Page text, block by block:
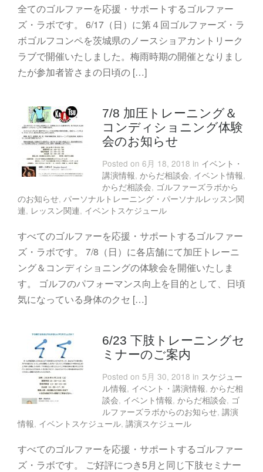
全てのゴルファーを応援・サポートするゴルファー
ズ・ラボです。 6/17（日）に第４回ゴルファーズ・ラ
ボゴルフコンペを茨城県のノースショアカントリーク
ラブで開催いたしました。梅雨時期の開催となりまし
たが参加者皆さまの日頃の […]
7/8 加圧トレーニング＆
コンディショニング体験
会のお知らせ
Posted on 6月 18, 2018 in イベント・
講演情報, からだ相談会, イベント情報,
からだ相談会, ゴルファーズラボから
のお知らせ, パーソナルトレーニング・パーソナルレッスン関
連, レッスン関連, イベントスケジュール
すべてのゴルファーを応援・サポートするゴルファー
ズ・ラボです。 7/8（日）に各店舗にて加圧トレーニ
ング＆コンディショニングの体験会を開催いたしま
す。 ゴルフのパフォーマンス向上を目的として、日頃
気になっている身体のクセ […]
6/23 下肢トレーニングセ
ミナーのご案内
Posted on 5月 30, 2018 in スケジュー
ル情報, イベント・講演情報, からだ相
談会, イベント情報, からだ相談会, ゴ
ルファーズラボからのお知らせ, 講演
情報, イベントスケジュール, 講演スケジュール
すべてのゴルファーを応援・サポートするゴルファー
ズ・ラボです。 ご好評につき5月と同じ下肢セミナー